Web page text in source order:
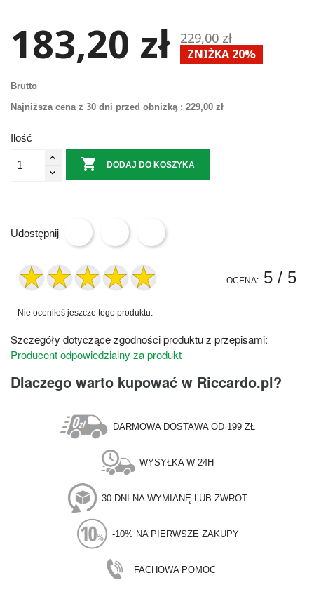
183,20 zł 229,00 zł
ZNIŻKA 20%
Brutto
Najniższa cena z 30 dni przed obniżką : 229,00 zł
Ilość
 DODAJ DO KOSZYKA
Udostępnij
OCENA: 5 / 5
Nie oceniłeś jeszcze tego produktu.
Szczegóły dotyczące zgodności produktu z przepisami:
Producent odpowiedzialny za produkt
Dlaczego warto kupować w Riccardo.pl?
DARMOWA DOSTAWA OD 199 ZŁ
WYSYŁKA W 24H
30 DNI NA WYMIANĘ LUB ZWROT
-10% NA PIERWSZE ZAKUPY
FACHOWA POMOC